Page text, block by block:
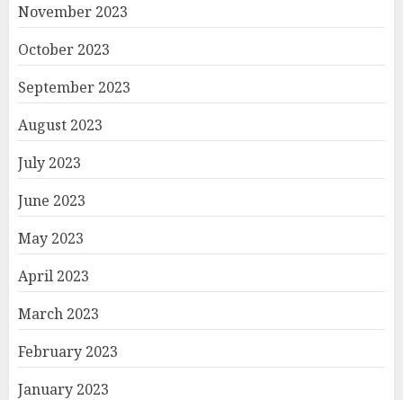
November 2023
October 2023
September 2023
August 2023
July 2023
June 2023
May 2023
April 2023
March 2023
February 2023
January 2023